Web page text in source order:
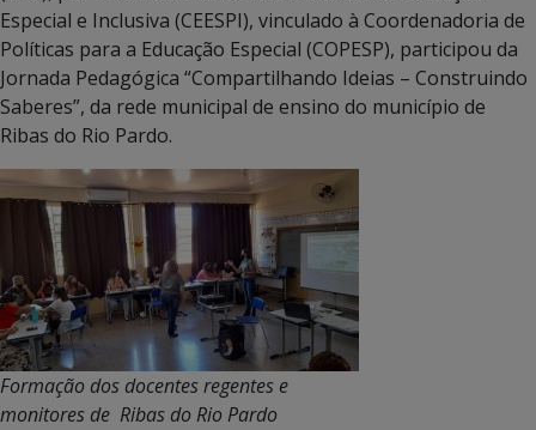
Especial e Inclusiva (CEESPI), vinculado à Coordenadoria de
Políticas para a Educação Especial (COPESP), participou da
Jornada Pedagógica “Compartilhando Ideias – Construindo
Saberes”, da rede municipal de ensino do município de
Ribas do Rio Pardo.
Formação dos docentes regentes e
monitores de Ribas do Rio Pardo